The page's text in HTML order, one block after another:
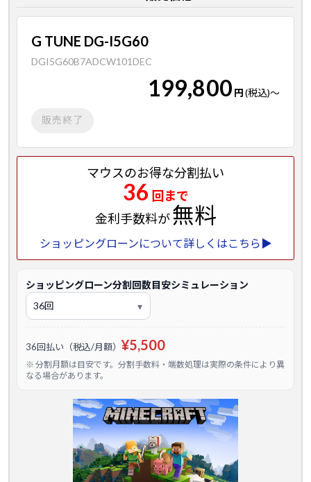
G TUNE DG-I5G60
DGI5G60B7ADCW101DEC
199,800 円(税込)～
販売終了
マウスのお得な分割払い
36 回まで
金利手数料が無料
ショッピングローンについて詳しくはこちら▶
ショッピングローン分割回数目安シミュレーション
36回払い（税込/月額） ¥5,500
※ 分割月額は目安です。分割手数料・端数処理は実際の条件により異
なる場合があります。